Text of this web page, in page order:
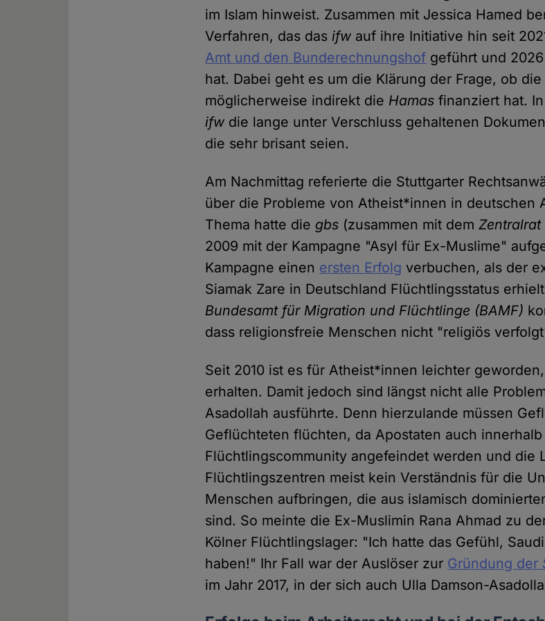
im Islam hinweist. Zusammen mit Jessica Hamed
Verfahren, das dasifw auf ihre Initiative hin seit
Amt und den Bunderechnungshof geführt und
hat. Dabei geht es um die Klärung der Frage, ob
möglicherweise indirekt die Hamas finanziert hat.
ifw die lange unter Verschluss gehaltenen
die sehr brisant seien.
Am Nachmittag referierte die Stuttgarter
über die Probleme von Atheist*innen in deutschen
Thema hatte die gbs (zusammen mit demZentralrat
2009 mit der Kampagne "Asyl für Ex-Muslime"
Kampagne einen ersten Erfolg verbuchen, als der
Siamak Zare in Deutschland Flüchtlingsstatus
Bundesamt für Migration und Flüchtlinge (BAMF)
dass religionsfreie Menschen nicht "religiös
Seit 2010 ist es für Atheist*innen leichter
erhalten. Damit jedoch sind längst nicht alle
Asadollah ausführte. Denn hierzulande müssen
Geflüchteten flüchten, da Apostaten auch
Flüchtlingscommunity angefeindet werden und die
Flüchtlingszentren meist kein Verständnis für die
Menschen aufbringen, die aus islamisch
sind. So meinte die Ex-Muslimin Rana Ahmad zu
Kölner Flüchtlingslager: "Ich hatte das Gefühl,
haben!" Ihr Fall war der Auslöser zur Gründung der
im Jahr 2017, in der sich auch Ulla Damson-